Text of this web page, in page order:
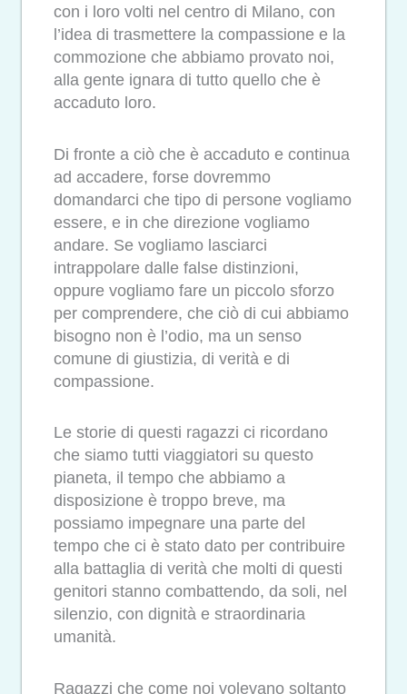
con i loro volti nel centro di Milano, con
l’idea di trasmettere la compassione e la
commozione che abbiamo provato noi,
alla gente ignara di tutto quello che è
accaduto loro.
Di fronte a ciò che è accaduto e continua
ad accadere, forse dovremmo
domandarci che tipo di persone vogliamo
essere, e in che direzione vogliamo
andare. Se vogliamo lasciarci
intrappolare dalle false distinzioni,
oppure vogliamo fare un piccolo sforzo
per comprendere, che ciò di cui abbiamo
bisogno non è l’odio, ma un senso
comune di giustizia, di verità e di
compassione.
Le storie di questi ragazzi ci ricordano
che siamo tutti viaggiatori su questo
pianeta, il tempo che abbiamo a
disposizione è troppo breve, ma
possiamo impegnare una parte del
tempo che ci è stato dato per contribuire
alla battaglia di verità che molti di questi
genitori stanno combattendo, da soli, nel
silenzio, con dignità e straordinaria
umanità.
Ragazzi che come noi volevano soltanto